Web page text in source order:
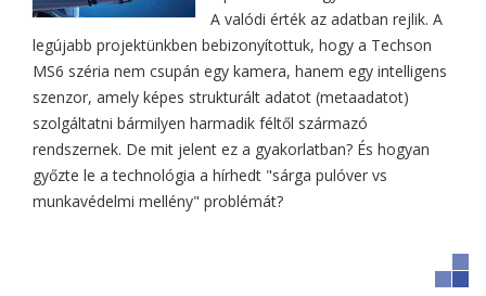
A valódi érték az adatban rejlik. A
legújabb projektünkben bebizonyítottuk, hogy a Techson
MS6 széria nem csupán egy kamera, hanem egy intelligens
szenzor, amely képes strukturált adatot (metaadatot)
szolgáltatni bármilyen harmadik féltől származó
rendszernek. De mit jelent ez a gyakorlatban? És hogyan
győzte le a technológia a hírhedt "sárga pulóver vs
munkavédelmi mellény" problémát?